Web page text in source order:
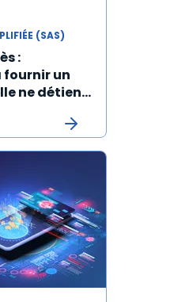
(SAS)
:
fournir un
ne détient